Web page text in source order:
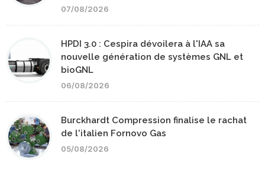
07/08/2026
HPDI 3.0 : Cespira dévoilera à l'IAA sa
nouvelle génération de systèmes GNL et
bioGNL
06/08/2026
Burckhardt Compression finalise le rachat
de l'italien Fornovo Gas
05/08/2026